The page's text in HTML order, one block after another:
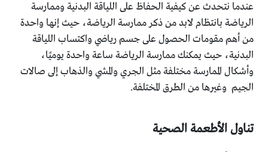
عندما نتحدث عن كيفية الحفاظ على اللياقة البدنية وممارسة
الرياضة بانتظام لابد من ذكر ممارسة الرياضة، حيث إنها واحدة
من أهم مقومات الحصول على جسم رياضي واكتساب اللياقة
البدنية، حيث يمكنك ممارسة الرياضة ساعة واحدة يوميًا،
وأشكال الممارسة مختلفة مثل الجري والمشي والذهاب إلى صالات
الجيم وغيرها من الطرق المختلفة.
تناول الأطعمة الصحية